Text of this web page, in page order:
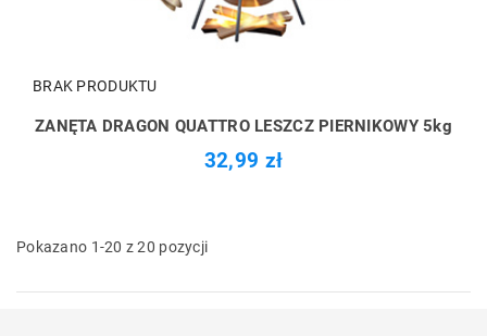
BRAK PRODUKTU
ZANĘTA DRAGON QUATTRO LESZCZ PIERNIKOWY 5kg
32,99 zł
Pokazano 1-20 z 20 pozycji